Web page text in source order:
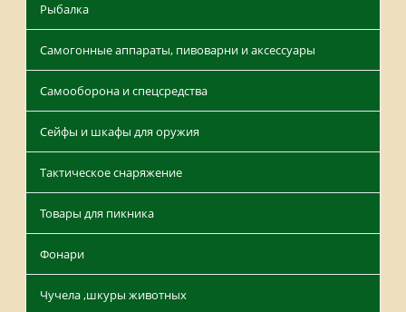
Рыбалка
Самогонные аппараты, пивоварни и аксессуары
Самооборона и спецсредства
Сейфы и шкафы для оружия
Тактическое снаряжение
Товары для пикника
Фонари
Чучела ,шкуры животных